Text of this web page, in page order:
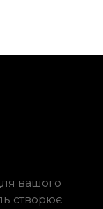
вашого
створює